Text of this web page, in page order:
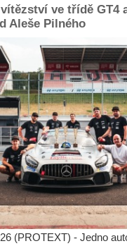
ve třídě GT4
Aleše Pilného
(PROTEXT) - Jedno